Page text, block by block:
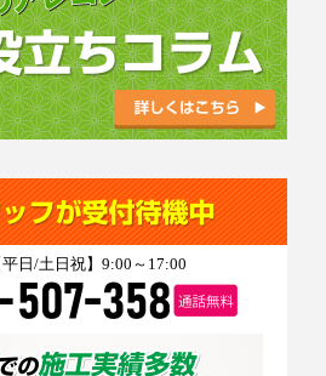
日/土日祝】9:00～17:00